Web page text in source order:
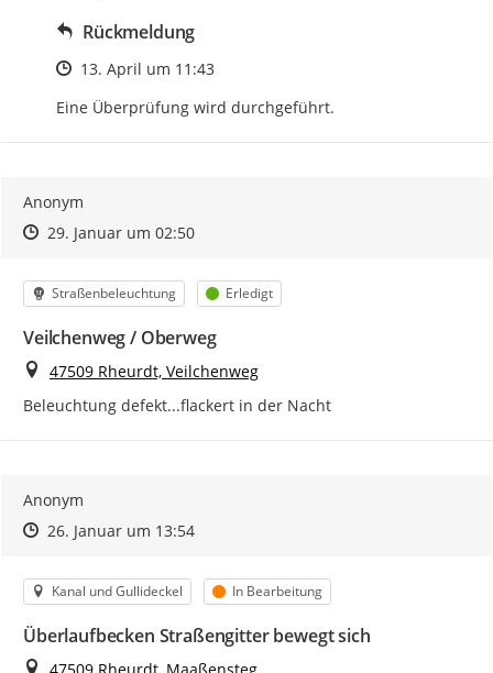
Rückmeldung
Zeitpunkt des Erstellens
13. April um 11:43
Eine Überprüfung wird durchgeführt.
Anonym
Zeitpunkt des Erstellens
Zeitpunkt des Erstellens
29. Januar um 02:50Zur Äußerung
Kategorie
Straßenbeleuchtung Status
Erledigt
Veilchenweg / Oberweg
Ort
47509 Rheurdt, Veilchenweg
Beleuchtung defekt...flackert in der Nacht
Anonym
Zeitpunkt des Erstellens
Zeitpunkt des Erstellens
26. Januar um 13:54Zur Äußerung
Kategorie
Kanal und Gullideckel Status
In Bearbeitung
Überlaufbecken Straßengitter bewegt sich
Ort